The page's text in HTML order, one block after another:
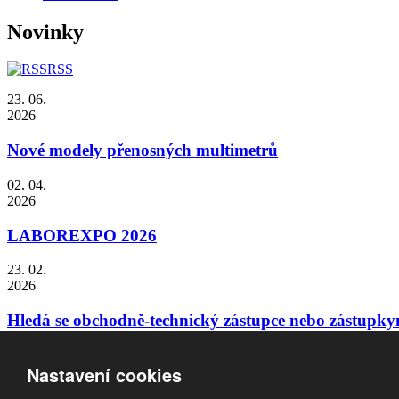
Nastavení cookies
Novinky
RSS
23. 06.
2026
Nové modely přenosných multimetrů
02. 04.
2026
LABOREXPO 2026
23. 02.
2026
Hledá se obchodně-technický zástupce nebo
2025